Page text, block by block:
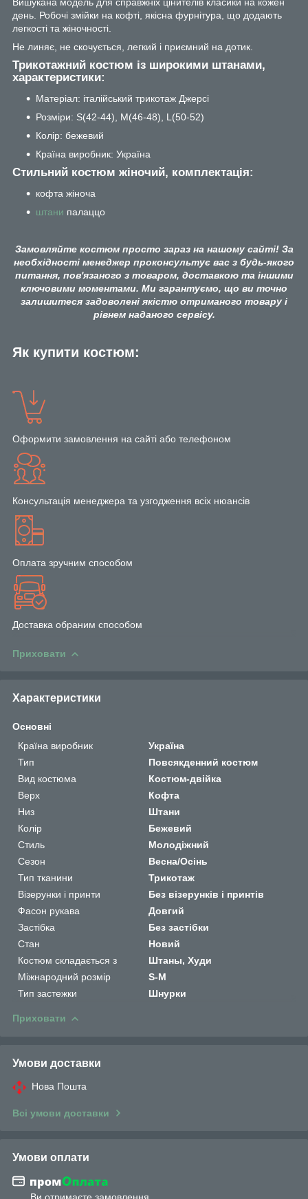
Вишукана модель для справжніх цінителів класики на кожен
день. Робочі змійки на кофті, якісна фурнітура, що додають
легкості та жіночності.
Не линяє, не скочується, легкий і приємний на дотик.
Трикотажний костюм із широкими штанами,
характеристики:
Матеріал: італійський трикотаж Джерсі
Розміри: S(42-44), M(46-48), L(50-52)
Колір: бежевий
Країна виробник: Україна
Стильний костюм жіночий, комплектація:
кофта жіноча
штани палаццо
Замовляйте костюм просто зараз на нашому сайті! За
необхідності менеджер проконсультує вас з будь-якого
питання, пов'язаного з товаром, доставкою та іншими
ключовими моментами. Ми гарантуємо, що ви точно
залишитеся задоволені якістю отриманого товару і
рівнем наданого сервісу.
Як купити костюм:
Оформити замовлення на сайті або телефоном
Консультація менеджера та узгодження всіх нюансів
Оплата зручним способом
Доставка обраним способом
Приховати
Характеристики
Основні
Країна виробник
Україна
Тип
Повсякденний костюм
Вид костюма
Костюм-двійка
Верх
Кофта
Низ
Штани
Колір
Бежевий
Стиль
Молодіжний
Сезон
Весна/Осінь
Тип тканини
Трикотаж
Візерунки і принти
Без візерунків і принтів
Фасон рукава
Довгий
Застібка
Без застібки
Стан
Новий
Костюм складається з
Штаны, Худи
Міжнародний розмір
S-M
Тип застежки
Шнурки
Приховати
Умови доставки
Нова Пошта
Всі умови доставки
Умови оплати